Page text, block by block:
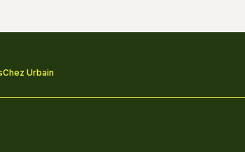
Chez Urbain